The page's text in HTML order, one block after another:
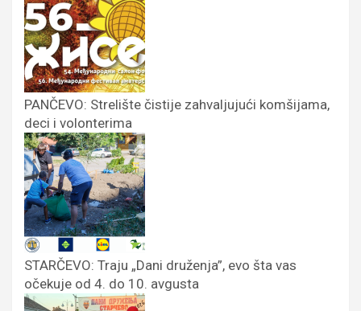
PANČEVO: Strelište čistije zahvaljujući komšijama,
deci i volonterima
STARČEVO: Traju „Dani druženja”, evo šta vas
očekuje od 4. do 10. avgusta